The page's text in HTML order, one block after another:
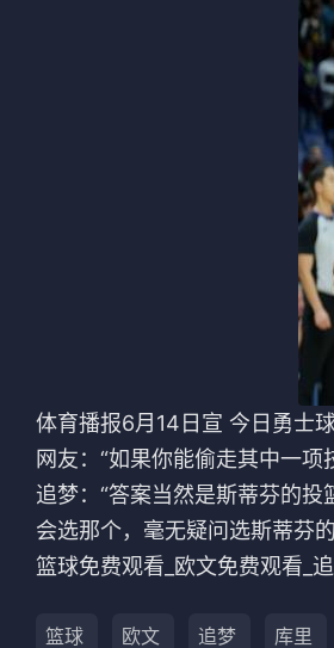
体育播报6月14日宣 今日勇士
网友：“如果你能偷走其中一
追梦：“答案当然是斯蒂芬的
会选那个，毫无疑问选斯蒂芬
篮球免费观看_欧文免费观看_
篮球 欧文 追梦 库里